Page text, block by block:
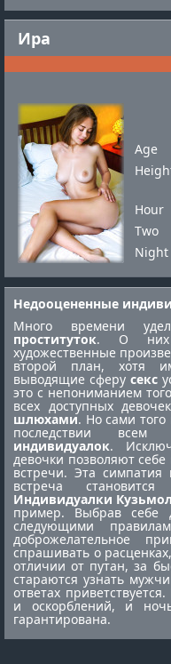
Ира
Age
Hour
Two
Night
Недооцененные
Много времени
проституток. О них
художественные
второй план, хотя
выводящие сферусекс
это с непониманием
всех доступных
шлюхами. Но сами
последствии
индивидуалок.
девочки позволяют
встречи. Эта симпатия
встреча
Индивидуалки
пример. Выбрав себе
следующими
доброжелательное
спрашивать о
отличии от путан, за
стараются узнать
ответах
и оскорблений, и
гарантирована.